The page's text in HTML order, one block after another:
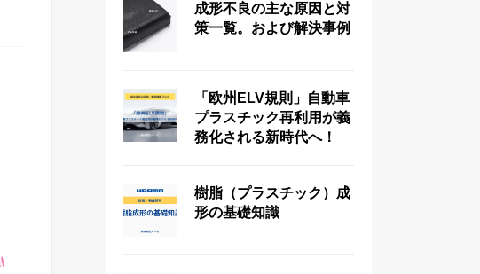
成形不良の主な原因と対
策一覧。および解決事例
「欧州ELV規則」自動車
プラスチック再利用が義
務化される新時代へ！
樹脂（プラスチック）成
形の基礎知識